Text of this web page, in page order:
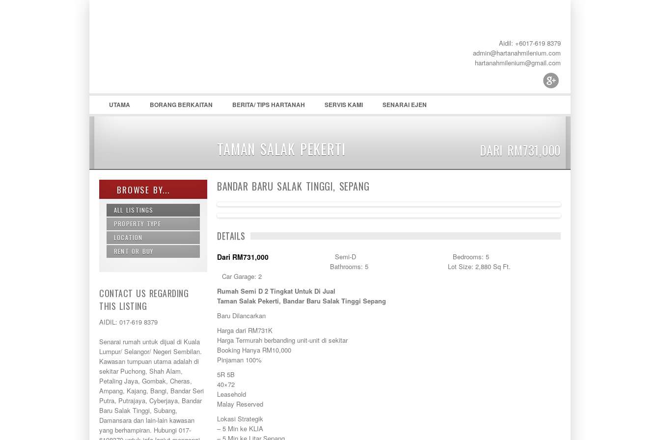
Aidil: +6017-619 8379
admin@hartanahmilenium.com
hartanahmilenium@gmail.com
UTAMA BORANG BERKAITAN BERITA/ TIPS HARTANAH SERVIS KAMI SENARAI EJEN
TAMAN SALAK PEKERTI DARI RM731,000
BROWSE BY...
ALL LISTINGS
PROPERTY TYPE
Agricultural Land
Apartment
Building
Condominium
Condos
Land/ Bungalow Lot
Office Lot
Semi-D
Service Suite
Shop Lot
Terrace
Townhouse
LOCATION
Alor Gajah
Bandar Baru Nilai
Bandar Baru Salak Tinggi
Bandar Bukit Mahkota
Bandar Kinrara
Bandar Seri Putra
Bandar Sri Permaisuri
Bandar Tun Razak
Bangi
Banting
Batang Kali
Batu Caves
Cheras
Cyberjaya
Damansara
RENT OR BUY
CONTACT US REGARDING
THIS LISTING
AIDIL: 017-619 8379
Senarai rumah untuk dijual di Kuala
Lumpur/ Selangor/ Negeri Sembilan.
Kawasan tumpuan utama adalah di
sekitar Puchong, Shah Alam,
Petaling Jaya, Gombak, Cheras,
Ampang, Kajang, Bangi, Bandar Seri
Putra, Putrajaya, Cyberjaya, Bandar
Baru Salak Tinggi, Subang,
Damansara dan lain-lain kawasan
yang berhampiran. Hubungi 017-
BANDAR BARU SALAK TINGGI, SEPANG
DETAILS
Dari RM731,000 Semi-D
Bedrooms: 5
Bathrooms: 5
Lot Size: 2,880 Sq Ft.
Car Garage: 2
Rumah Semi D 2 Tingkat Untuk Di Jual
Taman Salak Pekerti, Bandar Baru Salak Tinggi Sepang
Baru Dilancarkan
Harga dari RM731K
Harga Termurah berbanding unit-unit di sekitar
Booking Hanya RM10,000
Pinjaman 100%
5R 5B
40×72
Leasehold
Malay Reserved
Lokasi Strategik
– 5 Min ke KLIA